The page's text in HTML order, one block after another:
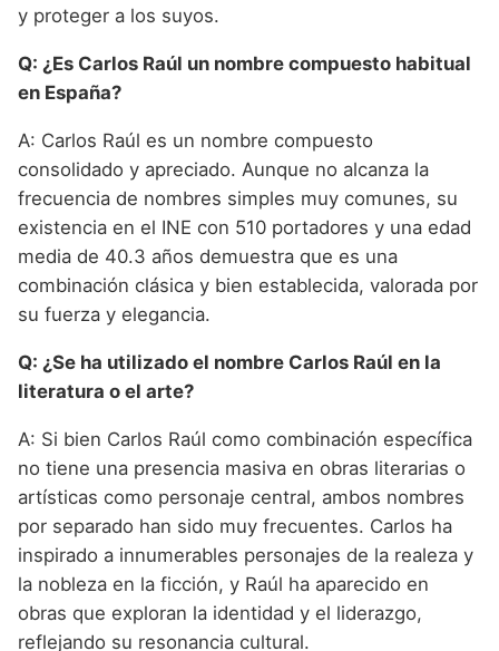
y proteger a los suyos.
Q: ¿Es Carlos Raúl un nombre compuesto habitual
en España?
A: Carlos Raúl es un nombre compuesto
consolidado y apreciado. Aunque no alcanza la
frecuencia de nombres simples muy comunes, su
existencia en el INE con 510 portadores y una edad
media de 40.3 años demuestra que es una
combinación clásica y bien establecida, valorada por
su fuerza y elegancia.
Q: ¿Se ha utilizado el nombre Carlos Raúl en la
literatura o el arte?
A: Si bien Carlos Raúl como combinación específica
no tiene una presencia masiva en obras literarias o
artísticas como personaje central, ambos nombres
por separado han sido muy frecuentes. Carlos ha
inspirado a innumerables personajes de la realeza y
la nobleza en la ficción, y Raúl ha aparecido en
obras que exploran la identidad y el liderazgo,
reflejando su resonancia cultural.